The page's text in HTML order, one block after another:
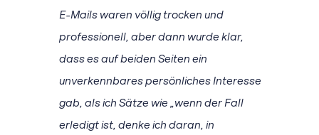
E-Mails waren völlig trocken und
professionell, aber dann wurde klar,
dass es auf beiden Seiten ein
unverkennbares persönliches Interesse
gab, als ich Sätze wie „wenn der Fall
erledigt ist, denke ich daran, in